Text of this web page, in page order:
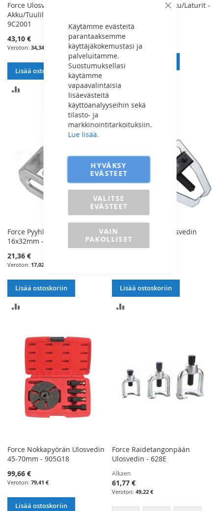
Sulje
Käytämme evästeitä
parantaaksemme
käyttäjäkokemustasi ja
palveluitamme.
Suostumuksellasi
käytämme
vapaavalintaisia
lisäevästeitä
käyttöanalyyseihin sekä
tilasto- ja
markkinointitarkoituksiin.
Lue lisää.
HYVÄKSY
EVÄSTEET
VALITSE
EVÄSTEET
VAIN
PAKOLLISET
Force Ulosvedin
Akku/Tuulilasinpyyhkijät -
9C2001
43,10 €
34,34 €
Lisää ostoskoriin
Force Ulosvedin Akku/Laturit -
26,13 €
Lisää ostoskoriin
Force Pyyhkijän Ulosvedin
16x32mm - 9M0201
21,36 €
17,02 €
Lisää ostoskoriin
Force Pyyhkijän Ulosvedin
16x46mm - 9M0207
Lisää ostoskoriin
Force Nokkapyörän Ulosvedin
45-70mm - 905G18
99,66 €
79,41 €
Lisää ostoskoriin
Force Raidetangonpään
Ulosvedin - 628E
Alkaen
61,77 €
49,22 €